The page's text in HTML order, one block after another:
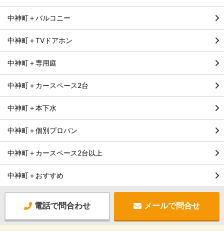
中神町＋バルコニー
中神町＋TVドアホン
中神町＋専用庭
中神町＋カースペース2台
中神町＋本下水
中神町＋個別プロパン
中神町＋カースペース2台以上
中神町＋おすすめ
電話で問合わせ メールで問合せ